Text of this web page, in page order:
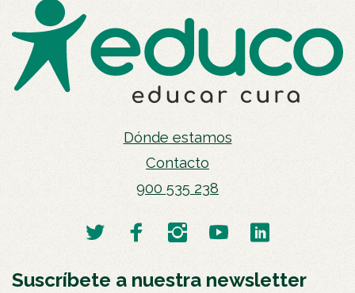
Dónde estamos
Contacto
900 535 238
Suscríbete a nuestra newsletter